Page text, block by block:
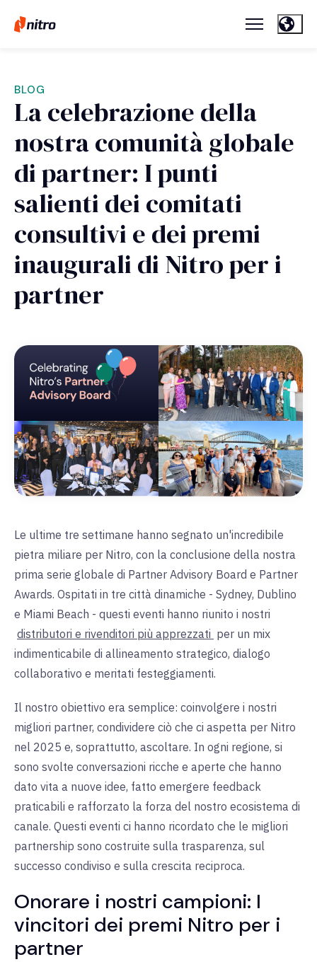
BLOG
La celebrazione della
nostra comunità globale
di partner: I punti
salienti dei comitati
consultivi e dei premi
inaugurali di Nitro per i
partner
Le ultime tre settimane hanno segnato un'incredibile
pietra miliare per Nitro, con la conclusione della nostra
prima serie globale di Partner Advisory Board e Partner
Awards. Ospitati in tre città dinamiche - Sydney, Dublino
e Miami Beach - questi eventi hanno riunito i nostri
distributori e rivenditori più apprezzati per un mix
indimenticabile di allineamento strategico, dialogo
collaborativo e meritati festeggiamenti.
Il nostro obiettivo era semplice: coinvolgere i nostri
migliori partner, condividere ciò che ci aspetta per Nitro
nel 2025 e, soprattutto, ascoltare. In ogni regione, si
sono svolte conversazioni ricche e aperte che hanno
dato vita a nuove idee, fatto emergere feedback
praticabili e rafforzato la forza del nostro ecosistema di
canale. Questi eventi ci hanno ricordato che le migliori
partnership sono costruite sulla trasparenza, sul
successo condiviso e sulla crescita reciproca.
Onorare i nostri campioni: I
vincitori dei premi Nitro per i
partner